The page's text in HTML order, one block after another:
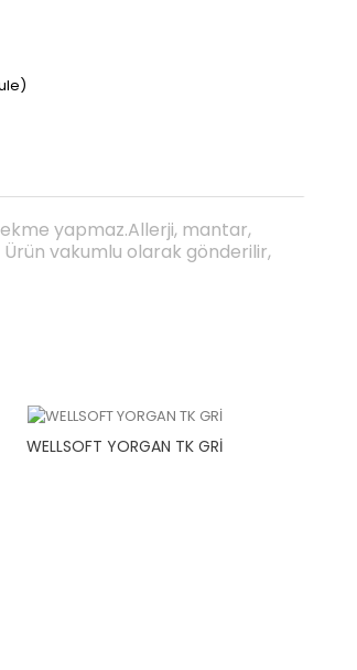
yapmaz.Allerji, mantar,
vakumlu olarak gönderilir,
WELLSOFT YORGAN TK GRİ